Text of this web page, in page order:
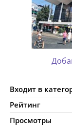
Входит в
Рейтинг
Просмотры